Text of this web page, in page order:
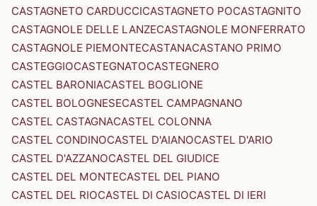
CASTAGNETO CARDUCCICASTAGNETO POCASTAGNITO
CASTAGNOLE DELLE LANZECASTAGNOLE MONFERRATO
CASTAGNOLE PIEMONTECASTANACASTANO PRIMO
CASTEGGIOCASTEGNATOCASTEGNERO
CASTEL BARONIACASTEL BOGLIONE
CASTEL BOLOGNESECASTEL CAMPAGNANO
CASTEL CASTAGNACASTEL COLONNA
CASTEL CONDINOCASTEL D'AIANOCASTEL D'ARIO
CASTEL D'AZZANOCASTEL DEL GIUDICE
CASTEL DEL MONTECASTEL DEL PIANO
CASTEL DEL RIOCASTEL DI CASIOCASTEL DI IERI